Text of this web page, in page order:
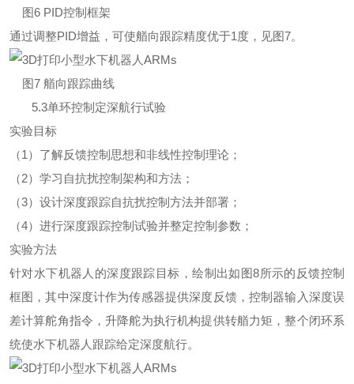
图6 PID控制框架
通过调整PID增益，可使艏向跟踪精度优于1度，见图7。
图7 艏向跟踪曲线
5.3单环控制定深航行试验
实验目标
（1）了解反馈控制思想和非线性控制理论；
（2）学习自抗扰控制架构和方法；
（3）设计深度跟踪自抗扰控制方法并部署；
（4）进行深度跟踪控制试验并整定控制参数；
实验方法
针对水下机器人的深度跟踪目标，绘制出如图8所示的反馈控制
框图，其中深度计作为传感器提供深度反馈，控制器输入深度误
差计算舵角指令，升降舵为执行机构提供转艏力矩，整个闭环系
统使水下机器人跟踪给定深度航行。